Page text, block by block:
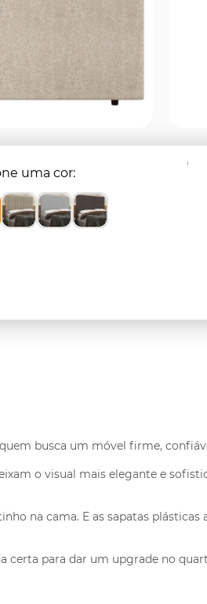
uma cor
busca um móvel firme,
o visual mais elegante e
na cama. E as sapatas
certa para dar um upgrade no